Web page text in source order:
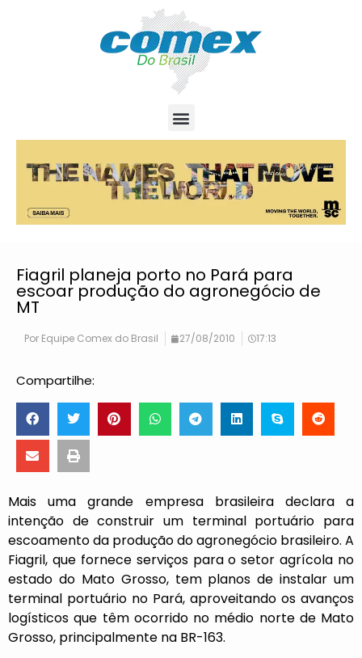
Fiagril planeja porto no Pará para
escoar produção do agronegócio de
MT
Por Equipe Comex do Brasil 27/08/2010 17:13
Compartilhe:
Mais uma grande empresa brasileira declara a
intenção de construir um terminal portuário para
escoamento da produção do agronegócio brasileiro. A
Fiagril, que fornece serviços para o setor agrícola no
estado do Mato Grosso, tem planos de instalar um
terminal portuário no Pará, aproveitando os avanços
logísticos que têm ocorrido no médio norte de Mato
Grosso, principalmente na BR-163.